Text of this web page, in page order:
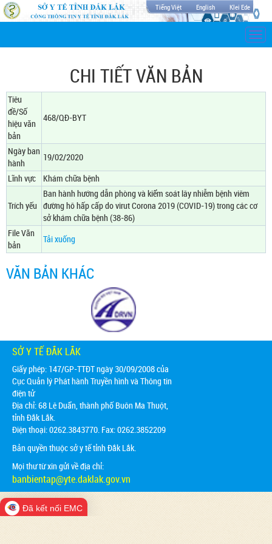
Tiếng Việt English Klei Ede
CHI TIẾT VĂN BẢN
Tiêu
đề/Số
hiệu văn
bản
468/QĐ-BYT
Ngày ban
hành
19/02/2020
Lĩnh vực
Khám chữa bệnh
Trích yếu
Ban hành hướng dẫn phòng và kiểm soát lây nhiễm bệnh viêm
đường hô hấp cấp do virut Corona 2019 (COVID-19) trong các cơ
sở khám chữa bệnh (38-86)
File Văn
bản
Tải xuống
VĂN BẢN KHÁC
SỞ Y TẾ ĐẮK LẮK
Giấy phép: 147/GP-TTĐT ngày 30/09/2008 của
Cục Quản lý Phát hành Truyền hình và Thông tin
điện tử
Địa chỉ:68 Lê Duẩn, thành phố Buôn Ma Thuột,
tỉnh Đắk Lắk.
Điện thoại: 0262.3843770. Fax: 0262.3852209
Bản quyền thuộc sở y tế tỉnh Đắk Lắk.
Mọi thư từ xin gửi về địa chỉ:
banbientap@yte.daklak.gov.vn
Đã kết nối EMC